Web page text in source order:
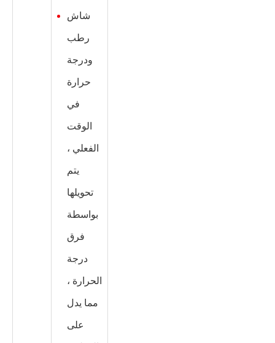
شاش
رطب
ودرجة
حرارة
في
الوقت
الفعلي ،
يتم
تحويلها
بواسطة
فرق
درجة
الحرارة ،
مما يدل
على